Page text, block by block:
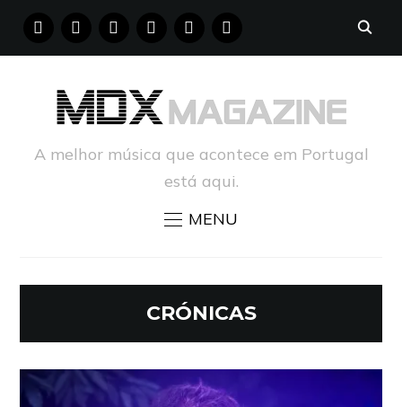
FACEBOOKINSTAGRAM
YOUTUBE PINTERESTTUMBLR
A melhor música que acontece em Portugal
está aqui.
MENU
CRÓNICAS